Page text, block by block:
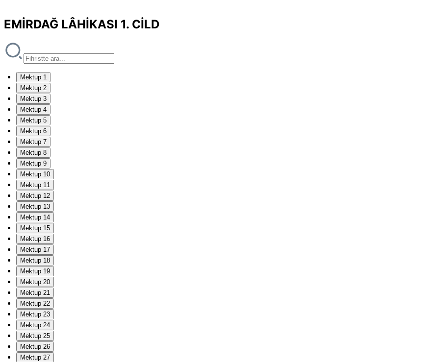
EMİRDAĞ LÂHİKASI 1. CİLD
Mektup 1
Mektup 2
Mektup 3
Mektup 4
Mektup 5
Mektup 6
Mektup 7
Mektup 8
Mektup 9
Mektup 10
Mektup 11
Mektup 12
Mektup 13
Mektup 14
Mektup 15
Mektup 16
Mektup 17
Mektup 18
Mektup 19
Mektup 20
Mektup 21
Mektup 22
Mektup 23
Mektup 24
Mektup 25
Mektup 26
Mektup 27